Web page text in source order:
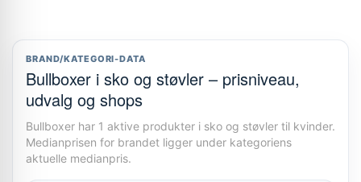
BRAND/KATEGORI-DATA
Bullboxer i sko og støvler – prisniveau,
udvalg og shops
Bullboxer har 1 aktive produkter i sko og støvler til kvinder.
Medianprisen for brandet ligger under kategoriens
aktuelle medianpris.